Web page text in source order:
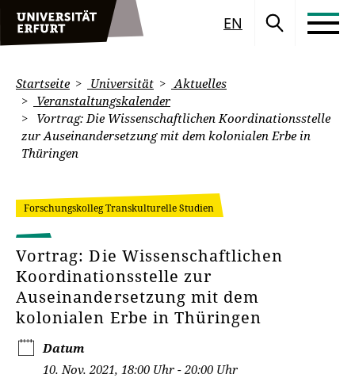
EN
Startseite Universität
Aktuelles
Veranstaltungskalender
Vortrag: Die Wissenschaftlichen Koordinationsstelle
zur Auseinandersetzung mit dem kolonialen Erbe in
Thüringen
Forschungskolleg Transkulturelle Studien
Vortrag: Die Wissenschaftlichen
Koordinationsstelle zur
Auseinandersetzung mit dem
kolonialen Erbe in Thüringen
Datum
10. Nov. 2021, 18:00 Uhr - 20:00 Uhr